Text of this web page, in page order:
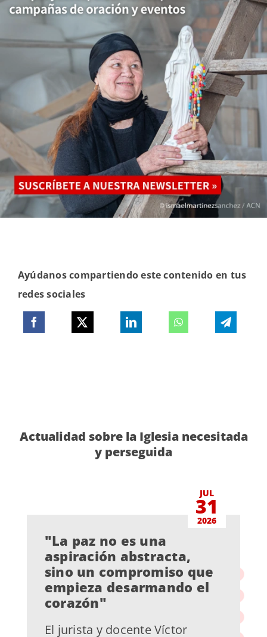
Ayúdanos compartiendo este contenido en tus
redes sociales
Actualidad sobre la Iglesia necesitada
y perseguida
JUL
31
2026
"La paz no es una
aspiración abstracta,
sino un compromiso que
empieza desarmando el
corazón"
El jurista y docente Víctor